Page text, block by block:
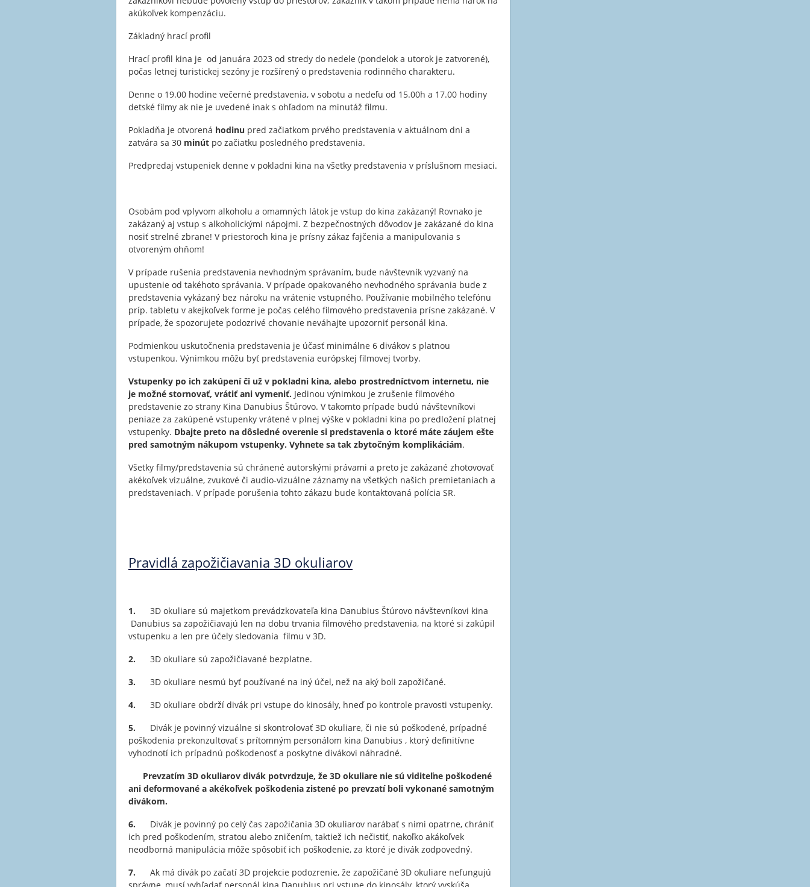
akúkoľvek kompenzáciu.
Základný hrací profil
Hrací profil kina je od januára 2023 od stredy do nedele (pondelok a utorok je zatvorené),
počas letnej turistickej sezóny je rozšírený o predstavenia rodinného charakteru.
Denne o 19.00 hodine večerné predstavenia, v sobotu a nedeľu od 15.00h a 17.00 hodiny
detské filmy ak nie je uvedené inak s ohľadom na minutáž filmu.
Pokladňa je otvorená hodinu pred začiatkom prvého predstavenia v aktuálnom dni a
zatvára sa 30 minút po začiatku posledného predstavenia.
Predpredaj vstupeniek denne v pokladni kina na všetky predstavenia v príslušnom mesiaci.
Osobám pod vplyvom alkoholu a omamných látok je vstup do kina zakázaný! Rovnako je
zakázaný aj vstup s alkoholickými nápojmi. Z bezpečnostných dôvodov je zakázané do kina
nosiť strelné zbrane! V priestoroch kina je prísny zákaz fajčenia a manipulovania s
otvoreným ohňom!
V prípade rušenia predstavenia nevhodným správaním, bude návštevník vyzvaný na
upustenie od takéhoto správania. V prípade opakovaného nevhodného správania bude z
predstavenia vykázaný bez nároku na vrátenie vstupného. Používanie mobilného telefónu
príp. tabletu v akejkoľvek forme je počas celého filmového predstavenia prísne zakázané. V
prípade, že spozorujete podozrivé chovanie neváhajte upozorniť personál kina.
Podmienkou uskutočnenia predstavenia je účasť minimálne 6 divákov s platnou
vstupenkou. Výnimkou môžu byť predstavenia európskej filmovej tvorby.
Vstupenky po ich zakúpení či už v pokladni kina, alebo prostredníctvom internetu, nie
je možné stornovať, vrátiť ani vymeniť. Jedinou výnimkou je zrušenie filmového
predstavenie zo strany Kina Danubius Štúrovo. V takomto prípade budú návštevníkovi
peniaze za zakúpené vstupenky vrátené v plnej výške v pokladni kina po predložení platnej
vstupenky. Dbajte preto na dôsledné overenie si predstavenia o ktoré máte záujem ešte
pred samotným nákupom vstupenky. Vyhnete sa tak zbytočným komplikáciám.
Všetky filmy/predstavenia sú chránené autorskými právami a preto je zakázané zhotovovať
akékoľvek vizuálne, zvukové či audio-vizuálne záznamy na všetkých našich premietaniach a
predstaveniach. V prípade porušenia tohto zákazu bude kontaktovaná polícia SR.
Pravidlá zapožičiavania 3D okuliarov
1. 3D okuliare sú majetkom prevádzkovateľa kina Danubius Štúrovo návštevníkovi kina
Danubius sa zapožičiavajú len na dobu trvania filmového predstavenia, na ktoré si zakúpil
vstupenku a len pre účely sledovania filmu v 3D.
2.
3D okuliare sú zapožičiavané bezplatne.
3.
3D okuliare nesmú byť používané na iný účel, než na aký boli zapožičané.
4. 3D okuliare obdrží divák pri vstupe do kinosály, hneď po kontrole pravosti vstupenky.
5.
Divák je povinný vizuálne si skontrolovať 3D okuliare, či nie sú poškodené, prípadné
poškodenia prekonzultovať s prítomným personálom kina Danubius , ktorý definitívne
vyhodnotí ich prípadnú poškodenosť a poskytne divákovi náhradné.
Prevzatím 3D okuliarov divák potvrdzuje, že 3D okuliare nie sú viditeľne poškodené
ani deformované a akékoľvek poškodenia zistené po prevzatí boli vykonané samotným
divákom.
6.
Divák je povinný po celý čas zapožičania 3D okuliarov narábať s nimi opatrne, chrániť
ich pred poškodením, stratou alebo zničením, taktiež ich nečistiť, nakoľko akákoľvek
neodborná manipulácia môže spôsobiť ich poškodenie, za ktoré je divák zodpovedný.
7.
Ak má divák po začatí 3D projekcie podozrenie, že zapožičané 3D okuliare nefungujú